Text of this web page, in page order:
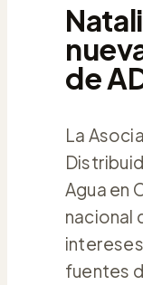
de
La
Agua en
nacional
fuentes